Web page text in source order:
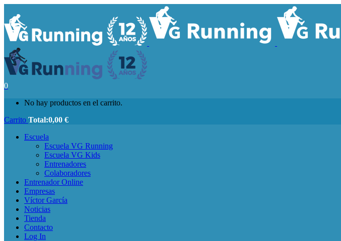
0
No hay productos en el carrito.
Carrito Total:0,00 €
Escuela
Escuela VG Running
Escuela VG Kids
Entrenadores
Colaboradores
Entrenador Online
Empresas
Víctor García
Noticias
Tienda
Contacto
Log In